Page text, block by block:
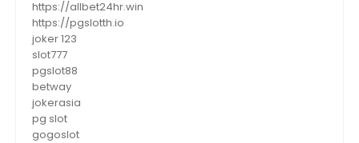
https://allbet24hr.win
https://pgslotth.io
joker 123
slot777
pgslot88
betway
jokerasia
pg slot
gogoslot